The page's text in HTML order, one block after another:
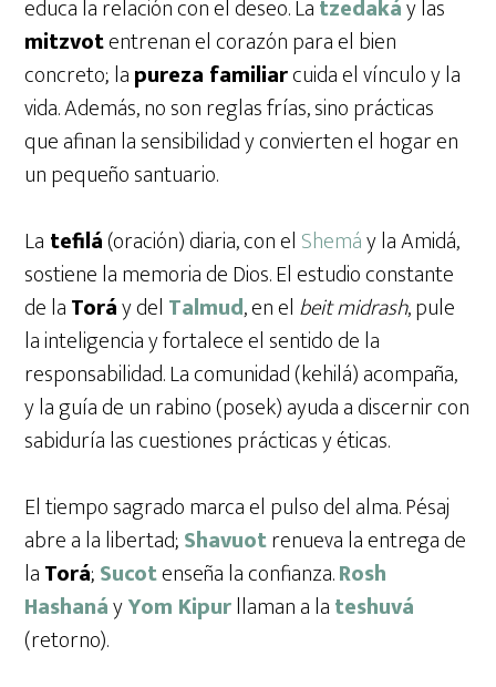
educa la relación con el deseo. Latzedakáy las
mitzvotentrenan el corazón para el bien
concreto; lapureza familiarcuida el vínculo y la
vida. Además, no son reglas frías, sino prácticas
que afinan la sensibilidad y convierten el hogar en
un pequeño santuario.
La tefilá(oración) diaria, con el Shemáy la Amidá,
sostiene la memoria de Dios. El estudio constante
de laToráy del Talmud, en el beit midrash, pule
la inteligencia y fortalece el sentido de la
responsabilidad. La comunidad (kehilá) acompaña,
y la guía de un rabino (posek) ayuda a discernir con
sabiduría las cuestiones prácticas y éticas.
El tiempo sagrado marca el pulso del alma. Pésaj
abre a la libertad;Shavuotrenueva la entrega de
laTorá;Sucotenseña la confianza.Rosh
HashanáyYom Kipurllaman a lateshuvá
(retorno).